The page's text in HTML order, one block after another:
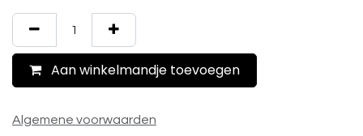
Aan winkelmandje toevoegen
Algemene voorwaarden